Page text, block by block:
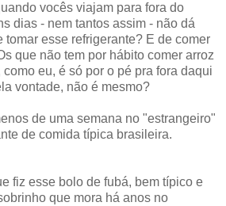
vocês viajam para fora do
dias - nem tantos assim - não dá
tomar esse refrigerante? E de comer
que não tem por hábito comer arroz
eu, é só por o pé pra fora daqui
vontade, não é mesmo?
de uma semana no "estrangeiro"
de comida típica brasileira.
fiz esse bolo de fubá, bem típico e
que mora há anos no